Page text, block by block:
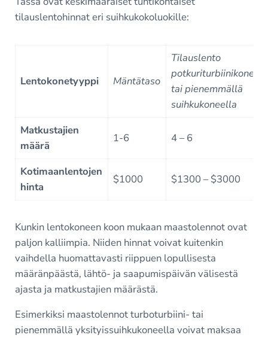
tilauslentohinnat eri suihkukokoluokille:
Lentokonetyyppi Mäntätaso
Tilauslento
tai pienemmällä
suihkukoneella
Matkustajien
määrä
1-6 4 – 6
Kotimaanlentojen
hinta
$1000 $1300 – $3000
Kunkin lentokoneen koon mukaan maastolennot ovat
paljon kalliimpia. Niiden hinnat voivat kuitenkin
vaihdella huomattavasti riippuen lopullisesta
määränpäästä, lähtö- ja saapumispäivän välisestä
ajasta ja matkustajien määrästä.
Esimerkiksi maastolennot turboturbiini- tai
pienemmällä yksityissuihkukoneella voivat maksaa